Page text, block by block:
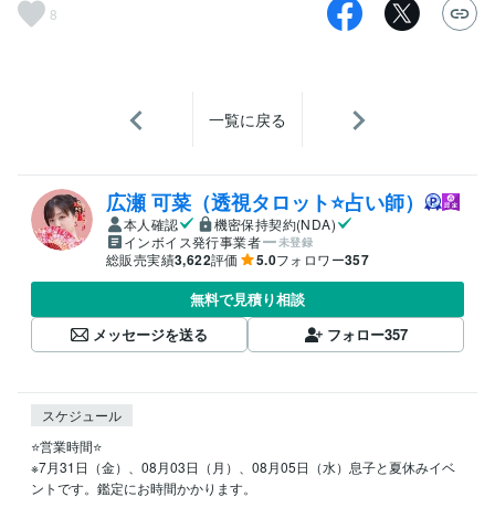
8
一覧に戻る
広瀬 可菜（透視タロット⭐占い師）
本人確認
機密保持契約(NDA)
インボイス発行事業者
未登録
総販売実績3,622評価 5.0フォロワー357
無料で見積り相談
メッセージを送る
フォロー357
スケジュール
⭐️営業時間⭐
※7月31日（金）、08月03日（月）、08月05日（水）息子と夏休みイベ
ントです。鑑定にお時間かかります。